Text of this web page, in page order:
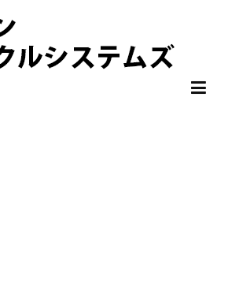
ップ 処分・買取りならカメキンリサイクル